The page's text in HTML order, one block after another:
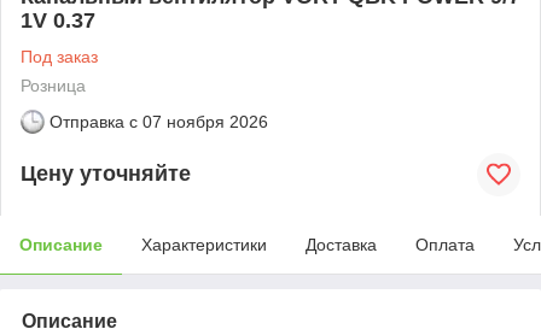
1V 0.37
Под заказ
Розница
Отправка с 07 ноября 2026
Цену уточняйте
Описание Характеристики Доставка Оплата
Описание